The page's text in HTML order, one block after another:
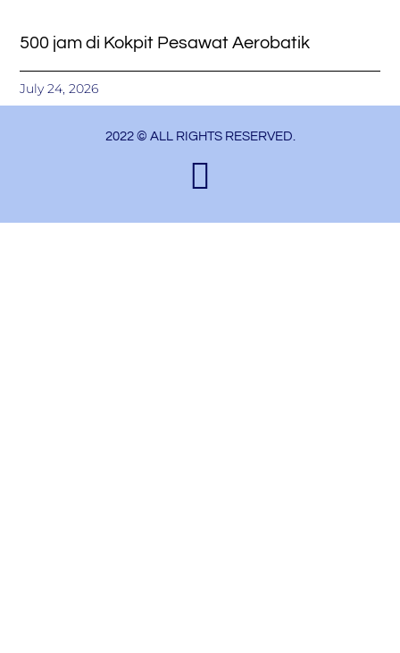
500 jam di Kokpit Pesawat Aerobatik
July 24, 2026
2022 © ALL RIGHTS RESERVED.